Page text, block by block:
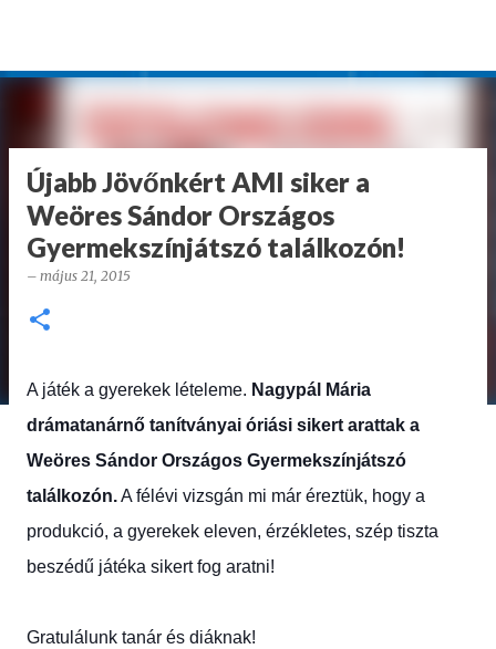
Újabb Jövőnkért AMI siker a
Weöres Sándor Országos
Gyermekszínjátszó találkozón!
– május 21, 2015
A játék a gyerekek lételeme. Nagypál Mária
drámatanárnő tanítványai óriási sikert arattak a
Weöres Sándor Országos Gyermekszínjátszó
találkozón.A félévi vizsgán mi már éreztük, hogy a
produkció, a gyerekek eleven, érzékletes, szép tiszta
beszédű játéka sikert fog aratni!
Gratulálunk tanár és diáknak!